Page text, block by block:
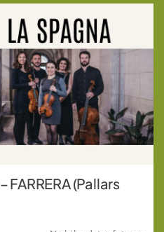
FARRERA (Pallars